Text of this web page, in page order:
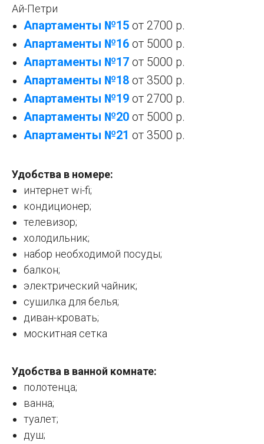
Ай-Петри
Апартаменты №15 от 2700 р.
Апартаменты №16 от 5000 р.
Апартаменты №17 от 5000 р.
Апартаменты №18 от 3500 р.
Апартаменты №19 от 2700 р.
Апартаменты №20 от 5000 р.
Апартаменты №21 от 3500 р.
Удобства в номере:
интернет wi-fi;
кондиционер;
телевизор;
холодильник;
набор необходимой посуды;
балкон;
электрический чайник;
сушилка для белья;
диван-кровать;
москитная сетка
Удобства в ванной комнате:
полотенца;
ванна;
туалет;
душ;